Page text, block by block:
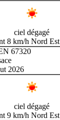
ciel dégagé
8 km/h Nord Est
67320
2026
ciel dégagé
9 km/h Nord Est